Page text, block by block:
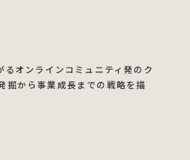
オンラインコミュニティ発のク
掘から事業成長までの戦略を描